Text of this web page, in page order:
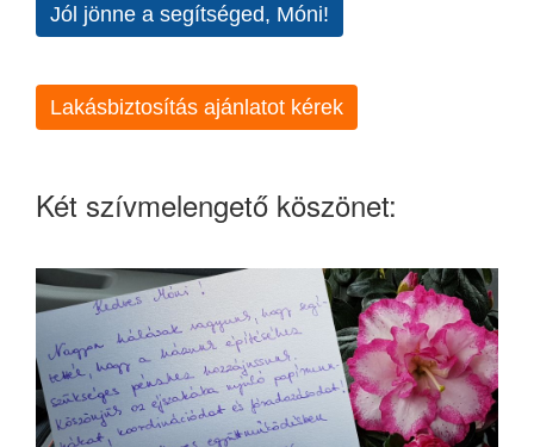
Jól jönne a segítséged, Móni!
Lakásbiztosítás ajánlatot kérek
Két szívmelengető köszönet: